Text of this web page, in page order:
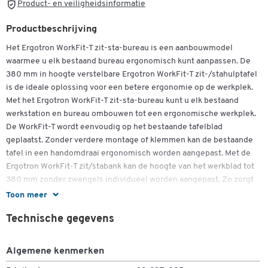
Product- en veiligheidsinformatie
Toon meer
Productbeschrijving
Het Ergotron WorkFit-T zit-sta-bureau is een aanbouwmodel
waarmee u elk bestaand bureau ergonomisch kunt aanpassen. De
380 mm in hoogte verstelbare Ergotron WorkFit-T zit-/stahulptafel
is de ideale oplossing voor een betere ergonomie op de werkplek.
Met het Ergotron WorkFit-T zit-sta-bureau kunt u elk bestaand
werkstation en bureau ombouwen tot een ergonomische werkplek.
De WorkFit-T wordt eenvoudig op het bestaande tafelblad
geplaatst. Zonder verdere montage of klemmen kan de bestaande
tafel in een handomdraai ergonomisch worden aangepast. Met de
Ergotron WorkFit-T zit/stabank kan de hoogte van het werkblad tot
380 mm zonder zwengels individueel worden aangepast. Zo zorgt
de WorkFit-T voor gezonder zitten en staan tijdens de werkuren. De
een uiterst stabiel en solide platform. Het toetsenbordoppervlak
Optioneel is er ook een montagebeugel voor monitoren en laptops
verkrijgbaar. Het Ergotron WorkFit-T zit-/stabureau kan in rechte
Technische gegevens
Algemene kenmerken
Dubbelklik om in te zoomen